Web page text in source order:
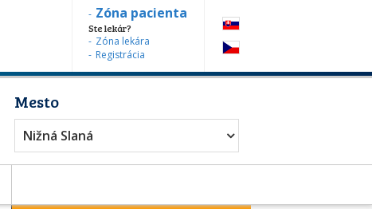
Zóna pacienta
Ste lekár?
Zóna lekára
Registrácia
Mesto
Nižná Slaná